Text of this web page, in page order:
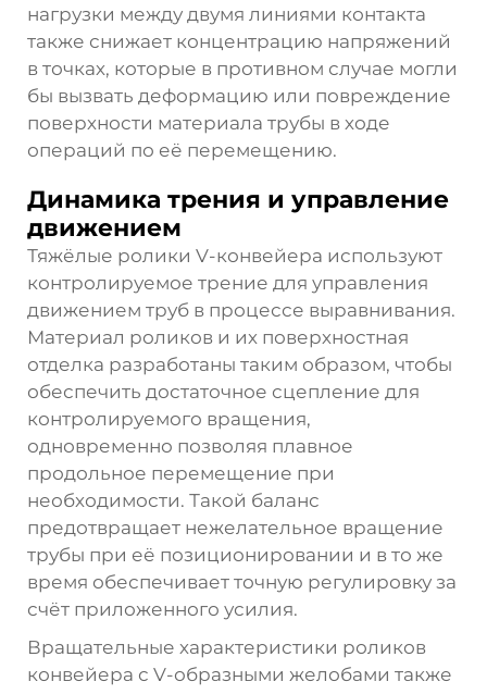
нагрузки между двумя линиями контакта
также снижает концентрацию напряжений
в точках, которые в противном случае могли
бы вызвать деформацию или повреждение
поверхности материала трубы в ходе
операций по её перемещению.
Динамика трения и управление
движением
Тяжёлые ролики V-конвейера используют
контролируемое трение для управления
движением труб в процессе выравнивания.
Материал роликов и их поверхностная
отделка разработаны таким образом, чтобы
обеспечить достаточное сцепление для
контролируемого вращения,
одновременно позволяя плавное
продольное перемещение при
необходимости. Такой баланс
предотвращает нежелательное вращение
трубы при её позиционировании и в то же
время обеспечивает точную регулировку за
счёт приложенного усилия.
Вращательные характеристики роликов
конвейера с V-образными желобами также